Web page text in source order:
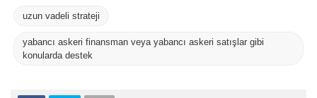
uzun vadeli strateji
yabancı askeri finansman veya yabancı askeri satışlar gibi
konularda destek